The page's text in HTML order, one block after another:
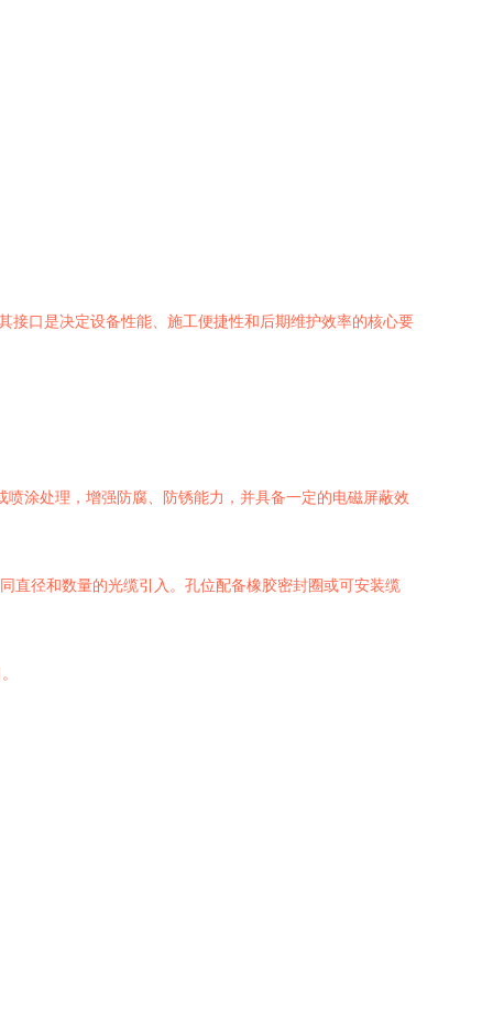
接口是决定设备性能、施工便捷性和后期维护效率的核心要
涂处理，增强防腐、防锈能力，并具备一定的电磁屏蔽效
直径和数量的光缆引入。孔位配备橡胶密封圈或可安装缆